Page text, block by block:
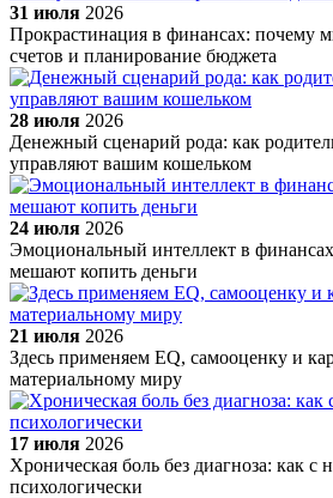
31 июля 2026
Прокрастинация в финансах: почему
счетов и планирование бюджета
28 июля 2026
Денежный сценарий рода: как
управляют вашим кошельком
24 июля 2026
Эмоциональный интеллект в
мешают копить деньги
21 июля 2026
Здесь применяем EQ, самооценку и
материальному миру
17 июля 2026
Хроническая боль без диагноза: как с
психологически